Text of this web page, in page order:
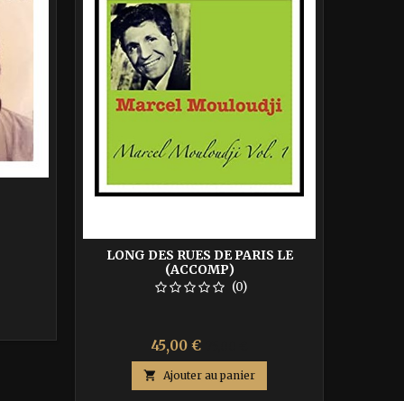
LONG DES RUES DE PARIS LE
(ACCOMP)
(0)
Prix
45,00 €
base
 Ajouter au panier